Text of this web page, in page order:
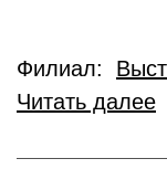
Филиал:
Читать далее